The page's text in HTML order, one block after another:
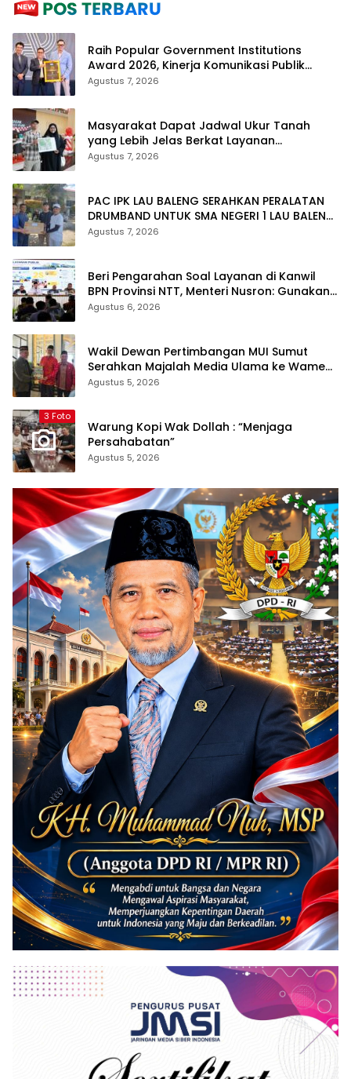
Raih Popular Government Institutions
Award 2026, Kinerja Komunikasi Publik
Kementerian ATR/BPN Kembali Diakui
Agustus 7, 2026
Masyarakat Dapat Jadwal Ukur Tanah
yang Lebih Jelas Berkat Layanan
Pengukuran Terjadwal
Agustus 7, 2026
PAC IPK LAU BALENG SERAHKAN PERALATAN
DRUMBAND UNTUK SMA NEGERI 1 LAU BALENG
SAMBUT HUT RI KE-81
Agustus 7, 2026
Beri Pengarahan Soal Layanan di Kanwil
BPN Provinsi NTT, Menteri Nusron: Gunakan
Sudut Pandang Masyarakat
Agustus 6, 2026
Wakil Dewan Pertimbangan MUI Sumut
Serahkan Majalah Media Ulama ke Wamen
dan Ketum PP Persis di Balige
Agustus 5, 2026
3 Foto
Warung Kopi Wak Dollah : “Menjaga
Persahabatan”
Agustus 5, 2026